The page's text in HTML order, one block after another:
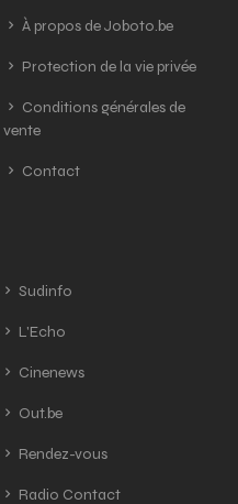
À propos de Joboto.be
Protection de la vie privée
Conditions générales de
vente
Contact
Sudinfo
L'Echo
Cinenews
Out.be
Rendez-vous
Radio Contact